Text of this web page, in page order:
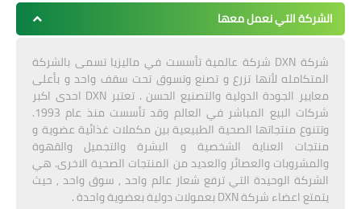
الشركة التي نعمل معها
شركة DXN شركة عالمية تأسست في ماليزيا تسمى بالشركة
المتكامله لأنها تزرع و تصنع وتسوق تحت سقف واحد و بأعلى
معايير الجودة الدولية والتصنيع الحسن . تعتبر DXN احدى اكبر
شركات البيع المباشر في العالم وقد تأسست منذ عام 1993.
وتتنوع منتجاتها الصحية الطبيعية بين مكملات غذائية عضوية و
منتجات العناية الشخصية و البشرة والتجميل والقهوة
والمشروبات والعصائر والعديد من المنتجات الصحية الاخرى. هي
الشركة الوحيدة التي ترفع شعار عالم واحد , سوق واحد , حيث
يتمتع اعضاء شركة DXN بعمولات دولية بعضوية واحدة .